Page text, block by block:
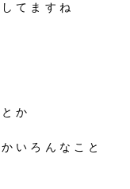
てますね
か
いろんなこと